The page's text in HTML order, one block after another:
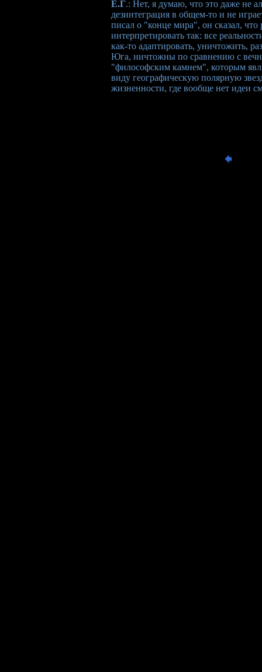
Е.Г.: Нет, я думаю, что это даже не
дезинтеграция в общем-то и не
писал о "конце мира", он сказал,
интерпретировать так: все
как-то адаптировать, уничтожить,
Юга, ничтожны по сравнению с
"философским камнем", которым
виду географическую полярную
жизненности, где вообще нет идеи